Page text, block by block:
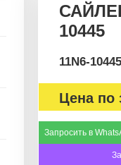
10445
11N6-10445
Цена по
Запросить в